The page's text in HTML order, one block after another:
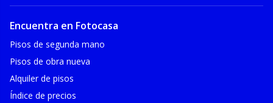
Encuentra en Fotocasa
Pisos de segunda mano
Pisos de obra nueva
Alquiler de pisos
Índice de precios